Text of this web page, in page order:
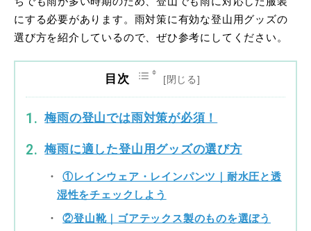
にする必要があります。雨対策に有効な登山用グッズの
選び方を紹介しているので、ぜひ参考にしてください。
目次
梅雨の登山では雨対策が必須！
梅雨に適した登山用グッズの選び方
①レインウェア・レインパンツ｜耐水圧と透
湿性をチェックしよう
②登山靴｜ゴアテックス製のものを選ぼう